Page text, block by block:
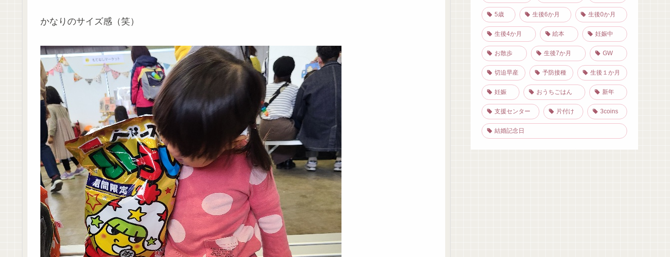
かなりのサイズ感（笑）
5歳 生後6か月 生後0か月
生後4か月 絵本 妊娠中
お散歩 生後7か月 GW
切迫早産 予防接種 生後１か月
妊娠 おうちごはん 新年
支援センター 片付け 3coins
結婚記念日